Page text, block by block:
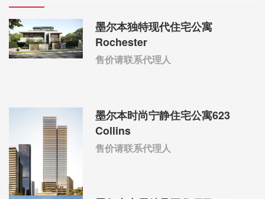
墨尔本独特现代住宅公寓
Rochester
售价请联系代理人
墨尔本时尚宁静住宅公寓623
Collins
售价请联系代理人